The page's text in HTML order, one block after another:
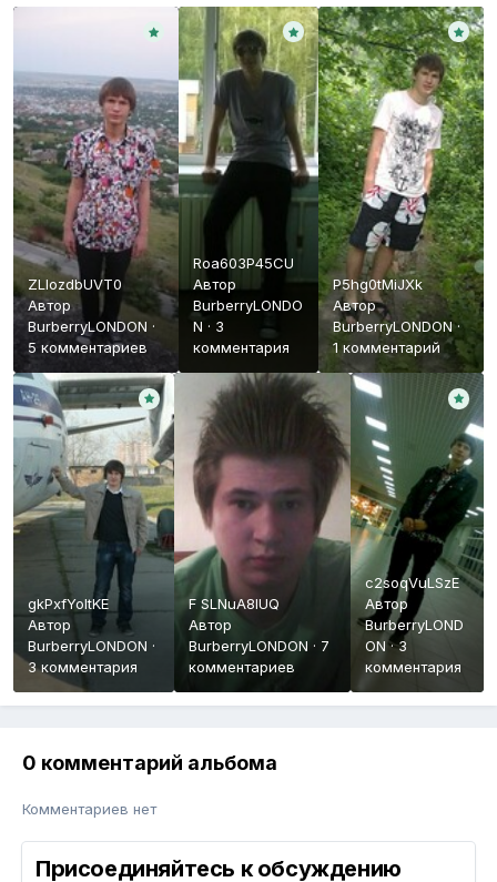
ZLIozdbUVT0
Автор
BurberryLONDON ·
5 комментариев
Roa603P45CU
Автор
BurberryLONDO
N · 3
комментария
P5hg0tMiJXk
Автор
BurberryLONDON·
1 комментарий
gkPxfYoItKE
Автор
BurberryLONDON ·
3 комментария
F SLNuA8IUQ
Автор
BurberryLONDON · 7
комментариев
c2soqVuLSzE
Автор
BurberryLOND
ON·3
комментария
0 комментарий альбома
Комментариев нет
Присоединяйтесь к обсуждению